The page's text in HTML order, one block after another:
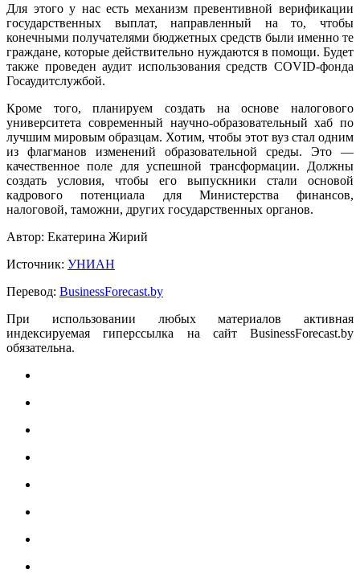
Для этого у нас есть механизм превентивной верификации
государственных выплат, направленный на то, чтобы
конечными получателями бюджетных средств были именно те
граждане, которые действительно нуждаются в помощи. Будет
также проведен аудит использования средств COVID-фонда
Госаудитслужбой.
Кроме того, планируем создать на основе налогового
университета современный научно-образовательный хаб по
лучшим мировым образцам. Хотим, чтобы этот вуз стал одним
из флагманов изменений образовательной среды. Это —
качественное поле для успешной трансформации. Должны
создать условия, чтобы его выпускники стали основой
кадрового потенциала для Министерства финансов,
налоговой, таможни, других государственных органов.
Автор: Екатерина Жирий
Источник: УНИАН
Перевод: BusinessForecast.by
При использовании любых материалов активная
индексируемая гиперссылка на сайт BusinessForecast.by
обязательна.